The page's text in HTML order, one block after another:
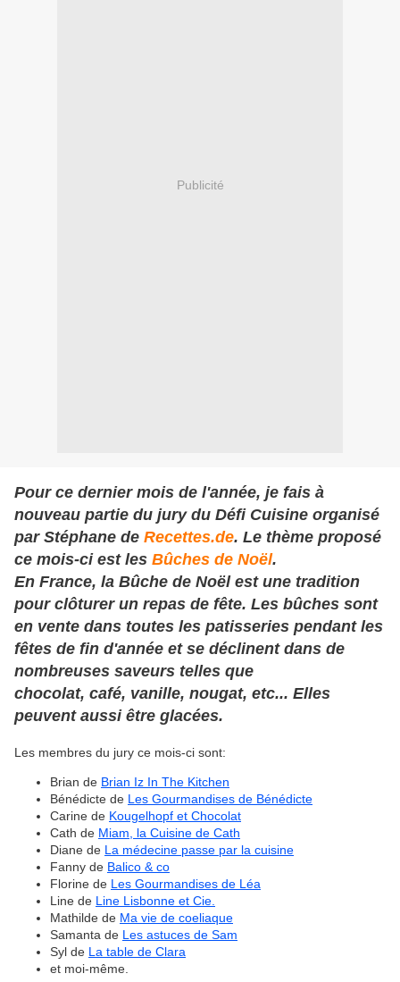
Publicité
Pour ce dernier mois de l'année, je fais à
nouveau partie du jury du Défi Cuisine organisé
par Stéphane de Recettes.de. Le thème proposé
ce mois-ci est les Bûches de Noël.
En France, la Bûche de Noël est une tradition
pour clôturer un repas de fête. Les bûches sont
en vente dans toutes les patisseries pendant les
fêtes de fin d'année et se déclinent dans de
nombreuses saveurs telles que
chocolat, café, vanille, nougat, etc... Elles
peuvent aussi être glacées.
Les membres du jury ce mois-ci sont:
Brian de Brian Iz In The Kitchen
Bénédicte de Les Gourmandises de Bénédicte
Carine de Kougelhopf et Chocolat
Cath de Miam, la Cuisine de Cath
Diane de La médecine passe par la cuisine
Fanny de Balico & co
Florine de Les Gourmandises de Léa
Line de Line Lisbonne et Cie.
Mathilde de Ma vie de coeliaque
Samanta de Les astuces de Sam
Syl de La table de Clara
et moi-même.